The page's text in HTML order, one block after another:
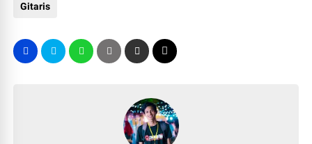
Gitaris